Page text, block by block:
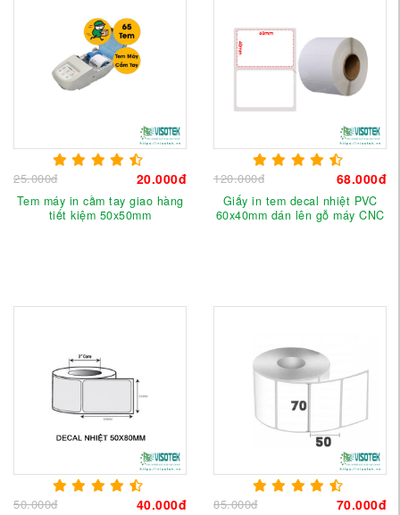
25.000đ 20.000đ
Tem máy in cầm tay giao hàng
tiết kiệm 50x50mm
120.000đ 68.000đ
Giấy in tem decal nhiệt PVC
60x40mm dán lên gỗ máy CNC
50.000đ 40.000đ 85.000đ 70.000đ